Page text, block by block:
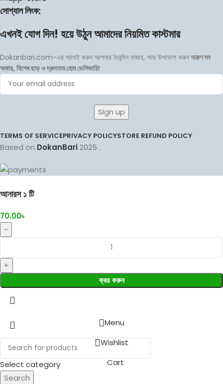
সোশ্যাল লিংক:
এখনই যোগ দিন! হয়ে উঠুন আমাদের নিয়মিত কাস্টমার
Dokanbari.com-এর সাথেই করুন আপনার দৈনন্দিন বাজার, আর উপভোগ করুনদারুণ সব
অফার, বিশেষ ছাড় ও দ্রুততম হোম ডেলিভারি!
TERMS OF SERVICEPRIVACY POLICYSTORE REFUND POLICY
Based on DokanBari2025 .
আনারস ১ টি
70.00৳
ক্রয় করুন
Select category
Search
Menu
Wishlist
Cart